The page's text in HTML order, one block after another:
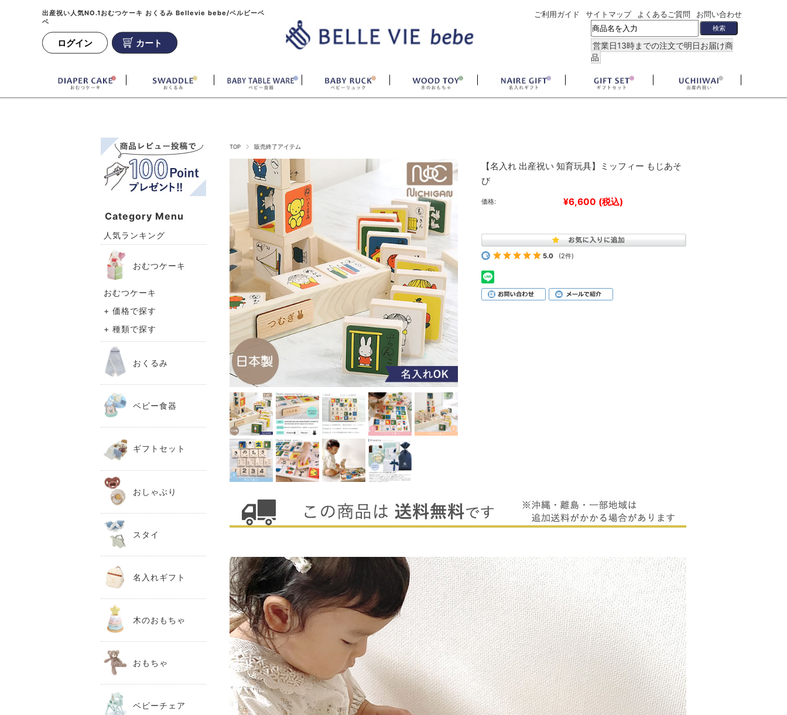
出産祝い人気NO.1おむつケーキ おくるみ Bellevie bebe/ベルビーベ
ベ
ログイン カート
ご利用ガイド サイトマップ よくあるご質問 お問い合わせ
営業日13時までの注文で明日お届け商
品
TOP 販売終了アイテム
【名入れ 出産祝い 知育玩具】ミッフィー もじあそ
び
価格: ¥6,600 (税込)
5.0 (2件)
Category Menu
人気ランキング
おむつケーキ
おむつケーキ
+ 価格で探す
+ 種類で探す
おくるみ
ベビー食器
ギフトセット
おしゃぶり
スタイ
名入れギフト
木のおもちゃ
おもちゃ
ベビーチェア